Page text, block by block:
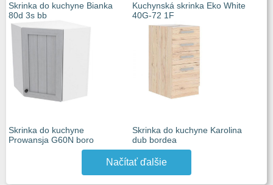
Skrinka do kuchyne Bianka
80d 3s bb
Kuchynská skrinka Eko White
40G-72 1F
Skrinka do kuchyne
Prowansja G60N boro
Skrinka do kuchyne Karolina
dub bordea
Načítať ďalšie